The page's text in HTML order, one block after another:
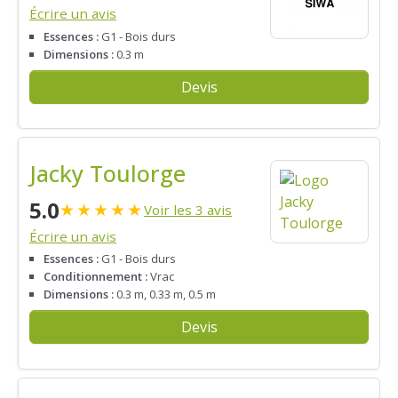
Écrire un avis
Essences : G1 - Bois durs
Dimensions : 0.3 m
Devis
Jacky Toulorge
5.0★★★★★Voir les 3 avis
Écrire un avis
Essences : G1 - Bois durs
Conditionnement :Vrac
Dimensions : 0.3 m, 0.33 m, 0.5 m
Devis